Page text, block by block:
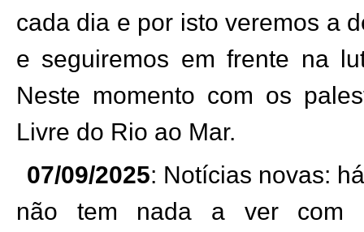
cada dia e por isto veremos a
e seguiremos em frente na
Neste momento com os
Livre do Rio ao Mar.
07/09/2025: Notícias novas:
não tem nada a ver com